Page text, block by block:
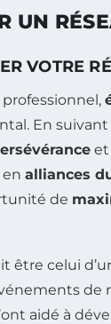
UN
VOTRE
En
et
alliances
de
être celui
de
aidé à